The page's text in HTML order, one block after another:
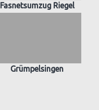
Fasnetsumzug Riegel
Grümpelsingen